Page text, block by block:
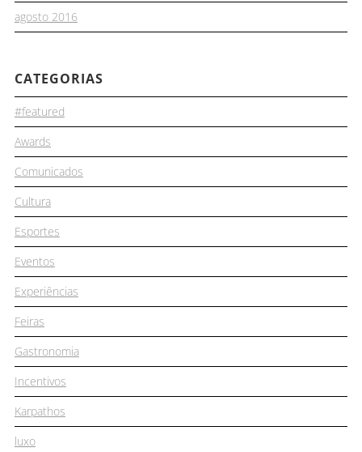
agosto 2016
CATEGORIAS
#featured
Awards
Comunicados
Cultura
Esportes
Eventos
Experiências
Feiras
Gastronomia
Incentivos
Karpathos
luxo